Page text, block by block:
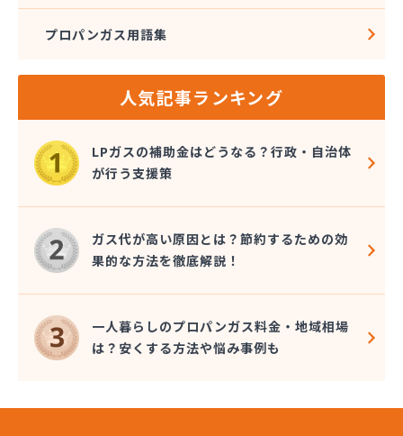
株式会社設備センター
株式会社仙塩ホームサービス
株式会社千代田仙台営業所
株式会社鶴見屋商店 仙台LPＧスタンド
株式会社鶴見屋商店 増田営業所
株式会社田沼酸素商会
株式会社那須平商店
株式会社二葉燃料
株式会社保坂
株式会社鈴喜
関山商店
丸片機水工業株式会社
岩沼ガス有限会社
岩沼プロパン(協)
岩沼市農業協同組合本所販売所
岩谷産業株式会社エネルギー 東北支社
プロパンガス用語集
人気記事ランキング
LPガスの補助金はどうなる？行政・自治体
が行う支援策
ガス代が高い原因とは？節約するための効
果的な方法を徹底解説！
一人暮らしのプロパンガス料金・地域相場
は？安くする方法や悩み事例も